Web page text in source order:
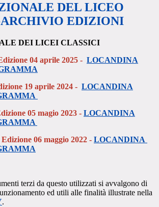
DEL LICEO
EDIZIONI
DEI LICEI CLASSICI
04 aprile 2025 - LOCANDINA
19 aprile 2024 - LOCANDINA
05 magio 2023 - LOCANDINA
06 maggio 2022 - LOCANDINA
terzi da questo utilizzati si avvalgono di
ed utili alle finalità illustrate nella
.